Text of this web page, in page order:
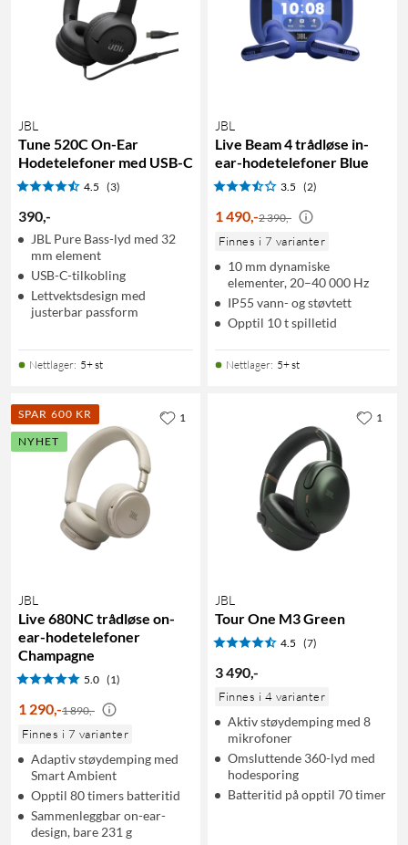
JBL
Tune 520C On-Ear
Hodetelefoner med USB-C
4.5 (3)
390,-
JBL Pure Bass-lyd med 32
mm element
USB-C-tilkobling
Lettvektsdesign med
justerbar passform
Nettlager: 5+ st
JBL
Live Beam 4 trådløse in-
ear-hodetelefoner Blue
3.5 (2)
1 490,-2 390,-
Finnes i 7 varianter
10 mm dynamiske
elementer, 20–40 000 Hz
IP55 vann- og støvtett
Opptil 10 t spilletid
Nettlager: 5+ st
SPAR 600 KR
NYHET
JBL
Live 680NC trådløse on-
ear-hodetelefoner
Champagne
5.0 (1)
1 290,-1 890,-
Finnes i 7 varianter
Adaptiv støydemping med
Smart Ambient
Opptil 80 timers batteritid
Sammenleggbar on-ear-
design, bare 231 g
1
JBL
Tour One M3 Green
4.5 (7)
3 490,-
Finnes i 4 varianter
Aktiv støydemping med 8
mikrofoner
Omsluttende 360-lyd med
hodesporing
Batteritid på opptil 70 timer
1